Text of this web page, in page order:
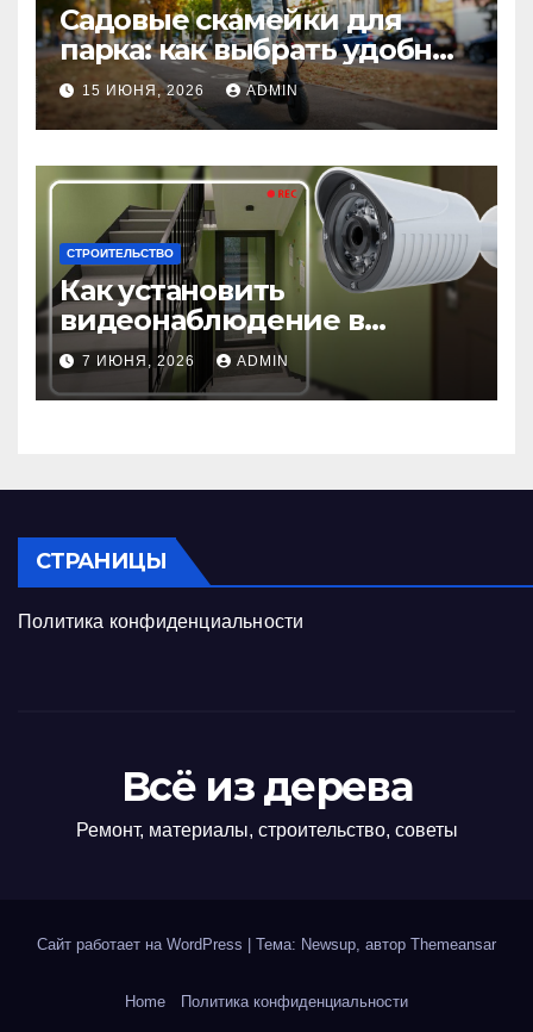
Садовые скамейки для
парка: как выбрать удобные
и долговечные модели
Madmetal.ru
15 ИЮНЯ, 2026 ADMIN
СТРОИТЕЛЬСТВО
Как установить
видеонаблюдение в
подъезде: пошаговая
инструкция и советы
7 ИЮНЯ, 2026 ADMIN
СТРАНИЦЫ
Политика конфиденциальности
Всё из дерева
Ремонт, материалы, строительство, советы
Сайт работает на WordPress | Тема: Newsup, автор Themeansar
Home Политика конфиденциальности